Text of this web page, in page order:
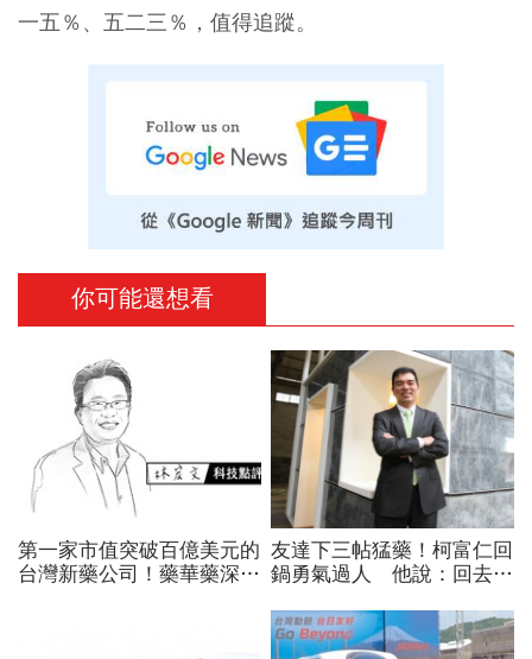
一五％、五二三％，值得追蹤。
你可能還想看
第一家市值突破百億美元的
台灣新藥公司！藥華藥深耕
友達下三帖猛藥！柯富仁回
鍋勇氣過人 他說：回去和